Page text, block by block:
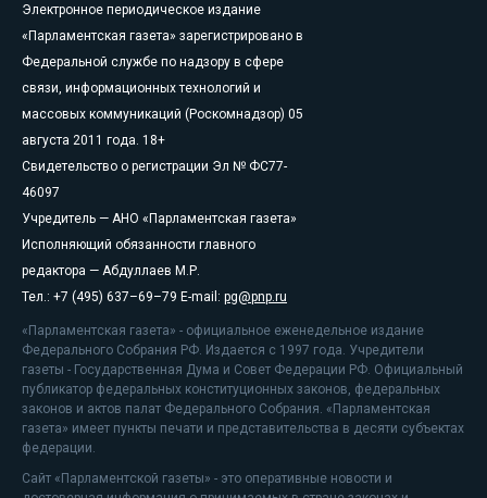
Электронное периодическое издание
«Парламентская газета» зарегистрировано в
Федеральной службе по надзору в сфере
связи, информационных технологий и
массовых коммуникаций (Роскомнадзор) 05
августа 2011 года. 18+
Свидетельство о регистрации Эл № ФС77-
46097
Учредитель — АНО «Парламентская газета»
Исполняющий обязанности главного
редактора — Абдуллаев М.Р.
Тел.: +7 (495) 637–69–79 E-mail: pg@pnp.ru
«Парламентская газета» - официальное еженедельное издание
Федерального Собрания РФ. Издается с 1997 года. Учредители
газеты - Государственная Дума и Совет Федерации РФ. Официальный
публикатор федеральных конституционных законов, федеральных
законов и актов палат Федерального Собрания. «Парламентская
газета» имеет пункты печати и представительства в десяти субъектах
федерации.
Сайт «Парламентской газеты» - это оперативные новости и